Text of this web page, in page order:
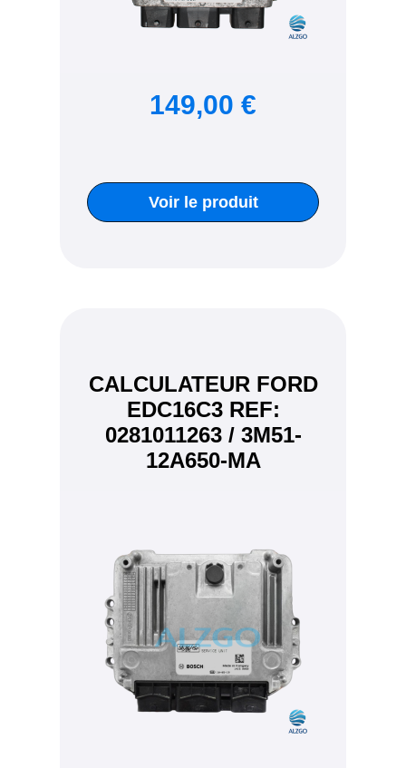
149,00 €
Voir le produit
CALCULATEUR FORD
EDC16C3 REF:
0281011263 / 3M51-
12A650-MA